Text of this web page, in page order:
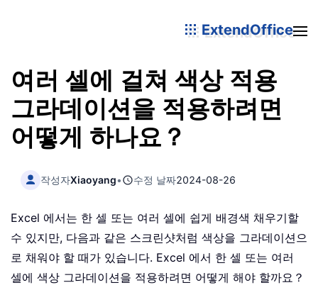
ExtendOffice
여러 셀에 걸쳐 색상 적용
그라데이션을 적용하려면
어떻게 하나요？
작성자Xiaoyang• 수정 날짜2024-08-26
Excel 에서는 한 셀 또는 여러 셀에 쉽게 배경색 채우기할
수 있지만, 다음과 같은 스크린샷처럼 색상을 그라데이션으
로 채워야 할 때가 있습니다. Excel 에서 한 셀 또는 여러
셀에 색상 그라데이션을 적용하려면 어떻게 해야 할까요？